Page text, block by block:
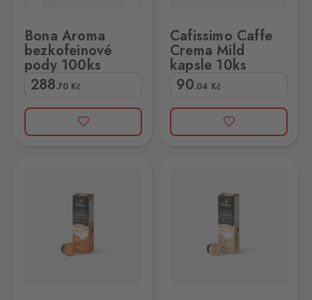
Bona Aroma
bezkofeinové
pody 100ks
288.70 Kč
Cafissimo Caffe
Crema Mild
kapsle 10ks
90.04 Kč